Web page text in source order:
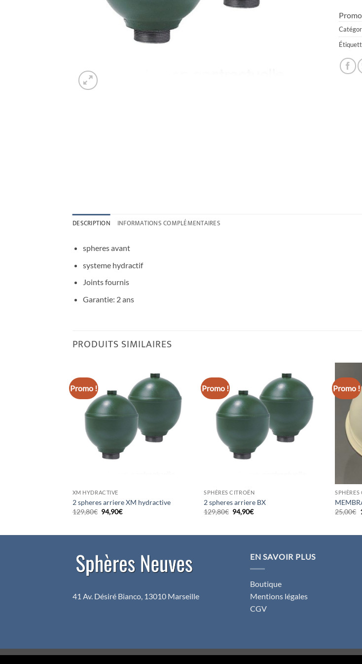
DESCRIPTION INFORMATIONS COMPLÉMENTAIRES
spheres avant
systeme hydractif
Joints fournis
Garantie: 2 ans
PRODUITS SIMILAIRES
Promo !
XM HYDRACTIVE
2 spheres arriere XM hydractive
129,80€ Le
prix
94,90€Le
Promo !
SPHÈRES CITROËN
2 spheres arriere BX
129,80€ Le
prix
94,90€Le
Promo !
SPHÈRES
25,00€
41 Av. Désiré Bianco, 13010 Marseille
EN SAVOIR PLUS
Boutique
Mentions légales
CGV